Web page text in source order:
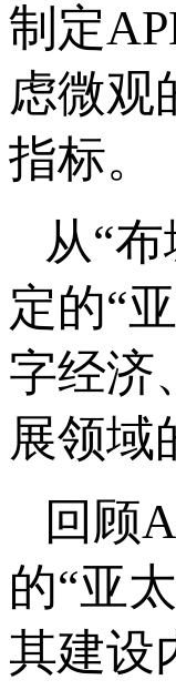
制定
虑微观
指标。
从“
定的“
字经济
展领域
回顾
的“亚
其建设